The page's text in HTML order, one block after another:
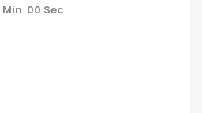
Min 00 Sec